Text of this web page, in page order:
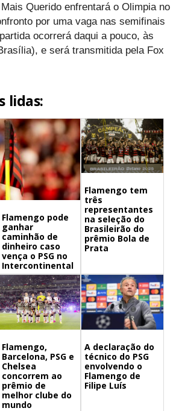
Querido enfrentará o Olimpia no
por uma vaga nas semifinais
ocorrerá daqui a pouco, às
e será transmitida pela Fox
lidas:
Flamengo pode
ganhar
caminhão de
dinheiro caso
vença o PSG no
Intercontinental
Flamengo tem
três
representantes
na seleção do
Brasileirão do
prêmio Bola de
Prata
Flamengo,
Barcelona, PSG e
Chelsea
concorrem ao
prêmio de
melhor clube do
mundo
A declaração do
técnico do PSG
envolvendo o
Flamengo de
Filipe Luís